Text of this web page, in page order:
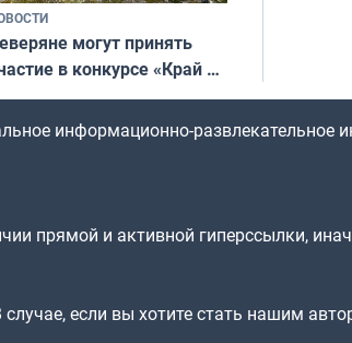
могут принять
в конкурсе «Край у
границы: фотогид
Печенгскому округу»
информационно-развлекательное
прямой и активной гиперссылки,
если вы хотите стать нашим